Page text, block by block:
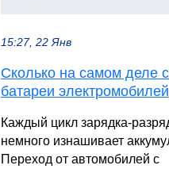
15:27, 22 Янв
Сколько на самом деле
батареи электромобилей
Каждый цикл зарядка-
немного изнашивает
Переход от автомобилей с